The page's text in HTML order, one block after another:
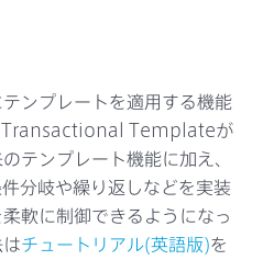
ンプレートを適用する機能
Transactional Templateが
テンプレート機能に加え、
分岐や繰り返しなどを実装
軟に制御できるようになっ
チュートリアル(英語版)を